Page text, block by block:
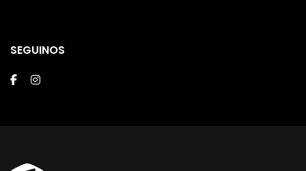
SEGUINOS